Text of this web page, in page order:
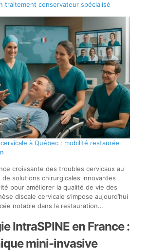
traitement conservateur spécialisé
à Québec : mobilité restaurée
croissante des troubles cervicaux au
de solutions chirurgicales innovantes
pour améliorer la qualité de vie des
discale cervicale s’impose aujourd’hui
notable dans la restauration…
IntraSPINE en France :
mini-invasive